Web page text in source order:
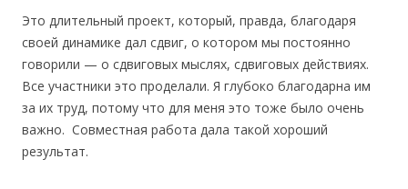
Это длительный проект, который, правда, благодаря
своей динамике дал сдвиг, о котором мы постоянно
говорили — о сдвиговых мыслях, сдвиговых действиях.
Все участники это проделали. Я глубоко благодарна им
за их труд, потому что для меня это тоже было очень
важно. Совместная работа дала такой хороший
результат.